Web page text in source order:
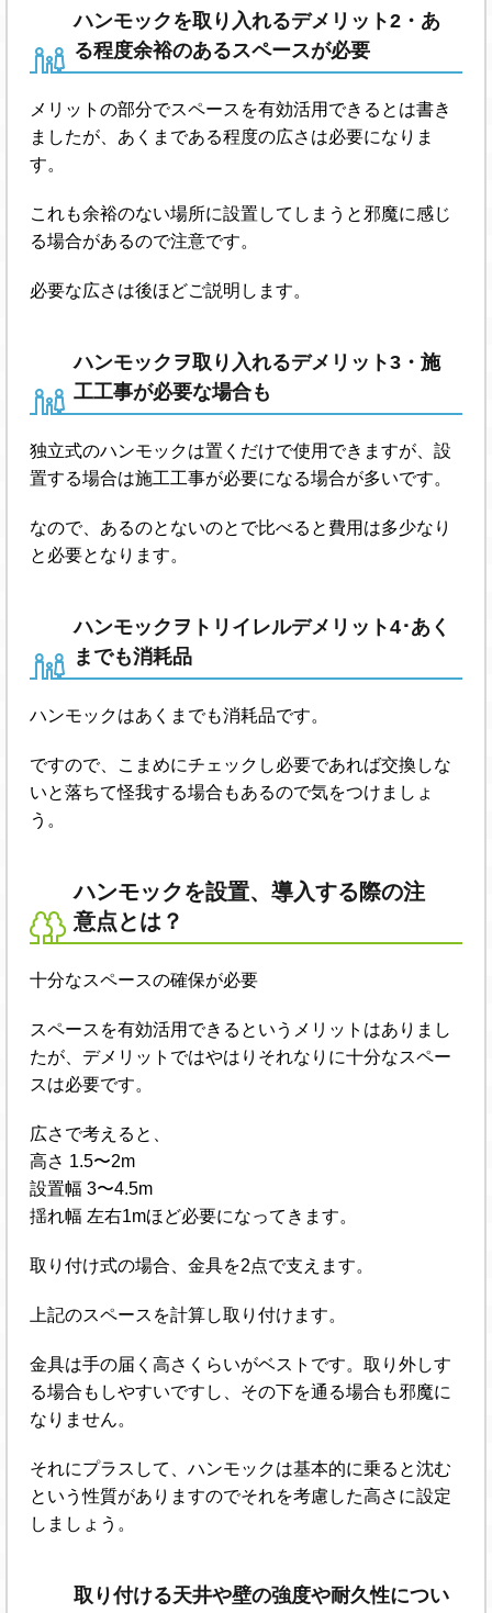
ハンモックを取り入れるデメリット2・あ
る程度余裕のあるスペースが必要
メリットの部分でスペースを有効活用できるとは書き
ましたが、あくまである程度の広さは必要になりま
す。
これも余裕のない場所に設置してしまうと邪魔に感じ
る場合があるので注意です。
必要な広さは後ほどご説明します。
ハンモックヲ取り入れるデメリット3・施
工工事が必要な場合も
独立式のハンモックは置くだけで使用できますが、設
置する場合は施工工事が必要になる場合が多いです。
なので、あるのとないのとで比べると費用は多少なり
と必要となります。
ハンモックヲトリイレルデメリット4･あく
までも消耗品
ハンモックはあくまでも消耗品です。
ですので、こまめにチェックし必要であれば交換しな
いと落ちて怪我する場合もあるので気をつけましょ
う。
ハンモックを設置、導入する際の注
意点とは？
十分なスペースの確保が必要
スペースを有効活用できるというメリットはありまし
たが、デメリットではやはりそれなりに十分なスペー
スは必要です。
広さで考えると、
高さ 1.5〜2m
設置幅 3〜4.5m
揺れ幅 左右1mほど必要になってきます。
取り付け式の場合、金具を2点で支えます。
上記のスペースを計算し取り付けます。
金具は手の届く高さくらいがベストです。取り外しす
る場合もしやすいですし、その下を通る場合も邪魔に
なりません。
それにプラスして、ハンモックは基本的に乗ると沈む
という性質がありますのでそれを考慮した高さに設定
しましょう。
取り付ける天井や壁の強度や耐久性につい